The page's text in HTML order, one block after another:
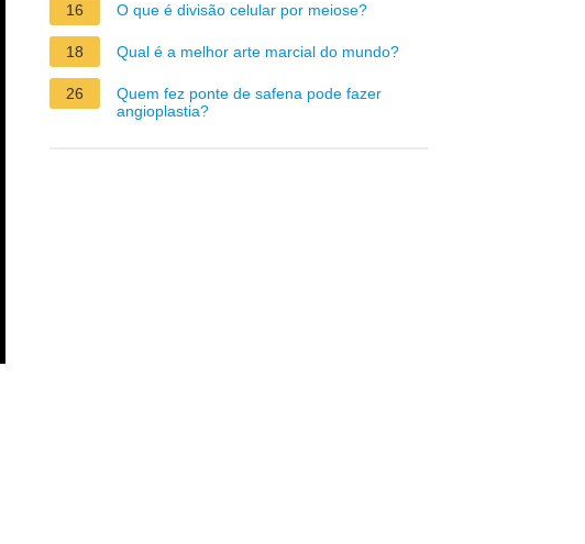
16 O que é divisão celular por meiose?
18 Qual é a melhor arte marcial do mundo?
26
Quem fez ponte de safena pode fazer
angioplastia?